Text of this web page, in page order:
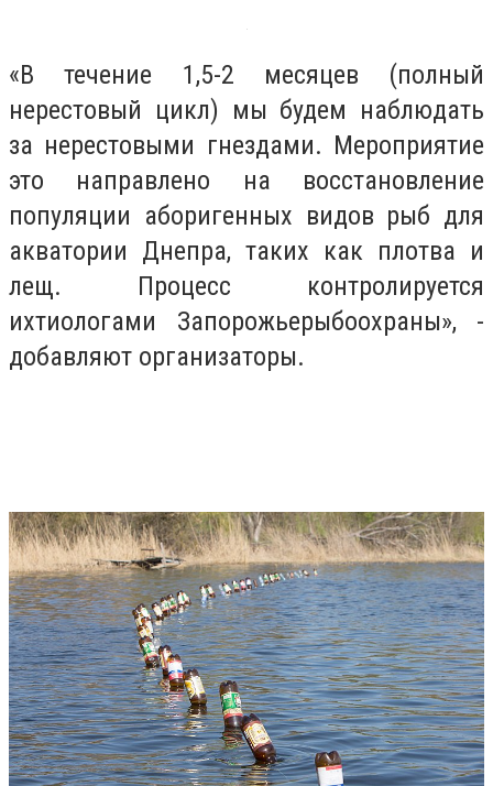
«В течение 1,5-2 месяцев (полный
нерестовый цикл) мы будем наблюдать
за нерестовыми гнездами. Мероприятие
это направлено на восстановление
популяции аборигенных видов рыб для
акватории Днепра, таких как плотва и
лещ. Процесс контролируется
ихтиологами Запорожьерыбоохраны», -
добавляют организаторы.